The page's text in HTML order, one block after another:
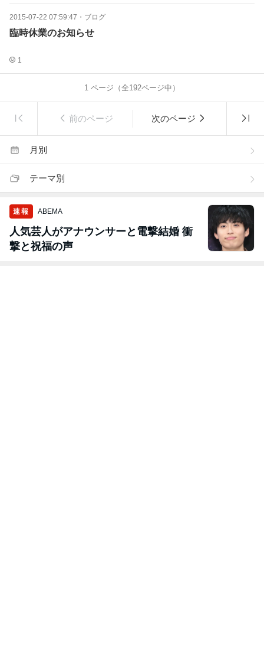
2015-07-22 07:59:47 ・ ブログ
臨時休業のお知らせ
1
1 ページ（全192ページ中）
前のページ 次のページ
月別
テーマ別
速報 ABEMA
人気芸人がアナウンサーと電撃結婚 衝
撃と祝福の声